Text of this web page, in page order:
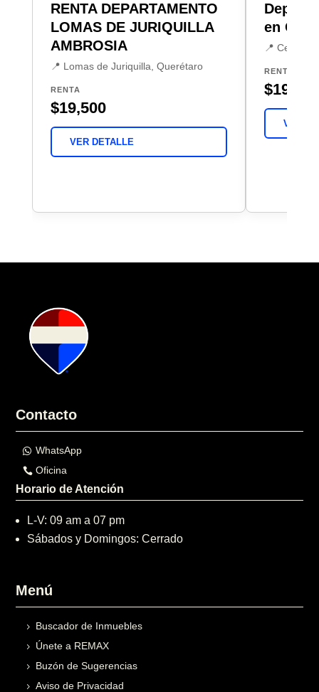
RENTA DEPARTAMENTO
LOMAS DE JURIQUILLA
AMBROSIA
📍 Lomas de Juriquilla, Querétaro
RENTA
$19,500
VER DETALLE
en
📍 Centro,
RENTA
$19,500
VER
Contacto
WhatsApp
Oficina
Horario de Atención
L-V: 09 am a 07 pm
Sábados y Domingos: Cerrado
Menú
Buscador de Inmuebles
Únete a REMAX
Buzón de Sugerencias
Aviso de Privacidad